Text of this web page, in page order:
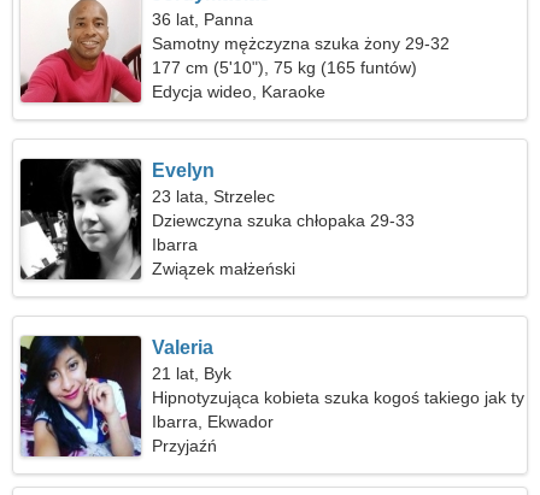
36 lat, Panna
Samotny mężczyzna szuka żony 29-32
177 cm (5'10"), 75 kg (165 funtów)
Edycja wideo, Karaoke
Evelyn
23 lata, Strzelec
Dziewczyna szuka chłopaka 29-33
Ibarra
Związek małżeński
Valeria
21 lat, Byk
Hipnotyzująca kobieta szuka kogoś takiego jak ty
Ibarra, Ekwador
Przyjaźń